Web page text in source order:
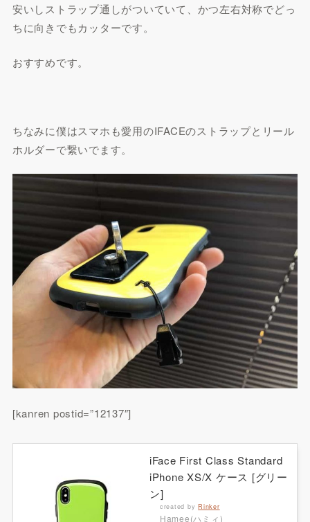
安いしストラップ通しがついていて、かつ左右対称でどっ
ちに向きでもカッターです。
おすすめです。
ちなみに僕はスマホも愛用のIFACEのストラップとリール
ホルダーで繋いでます。
[kanren postid=”12137″]
iFace First Class Standard
iPhone XS/X ケース [グリー
ン]
created byRinker
Hamee(ハミィ)